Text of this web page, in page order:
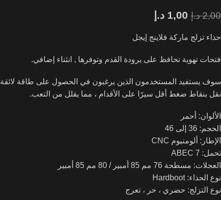
2,00 د.إ 1,00 د.إ
حذاء تزلج ماركة فلاينج إيجل
فتحات تهوية تحافظ على برودة القدم وتوفرها , انثناء إضافي.
سوف يستفيد المستخدمون الذين يرغبون في الحصول على طاقة لائقة
نقل بنقاط ضغط أقل سيرًا على الأقدام ، مما يقلل من التعب.
الألوان: أحمر
الحجم: 36 إلى 46
الإطار: ألومنيوم CNC
تحمل: ABEC 7
العجلات: مسطحة 76 مم 85 أمبير / 80 مم 85 أمبير
نوع الحذاء: Hardboot
نوع التزلج: حضري ، حر ، تعرج